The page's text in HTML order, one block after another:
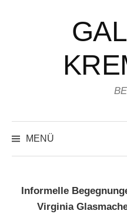
MENÜ
Informelle
Virginia